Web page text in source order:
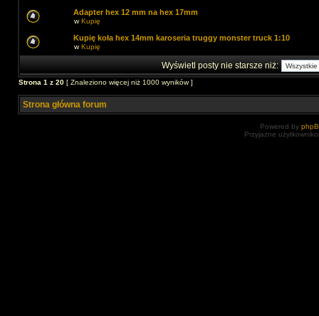
Adapter hex 12 mm na hex 17mm
wKupię
Kupię koła hex 14mm karoseria truggy monster truck 1:10
wKupię
Wyświetl posty nie starsze niż:
Strona 1 z 20 [ Znaleziono więcej niż 1000 wyników ]
Strona główna forum
Powered by
Przyjazne